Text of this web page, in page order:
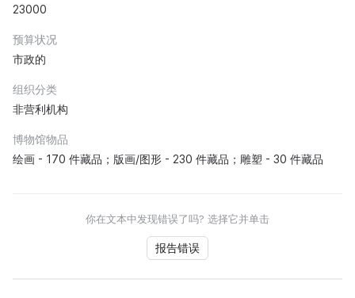
23000
预算状况
市政的
组织分类
非营利机构
博物馆物品
绘画 - 170 件藏品；版画/图形 - 230 件藏品；雕塑 - 30 件藏品
你在文本中发现错误了吗? 选择它并单击
报告错误